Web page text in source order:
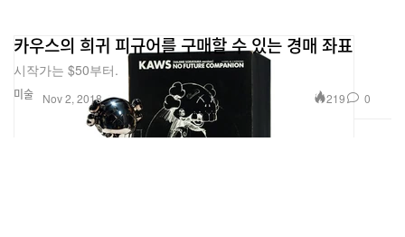
미술
카우스의 희귀 피규어를 구매할 수 있는 경매 좌표
시작가는 $50부터.
Nov 2, 2018 219 0